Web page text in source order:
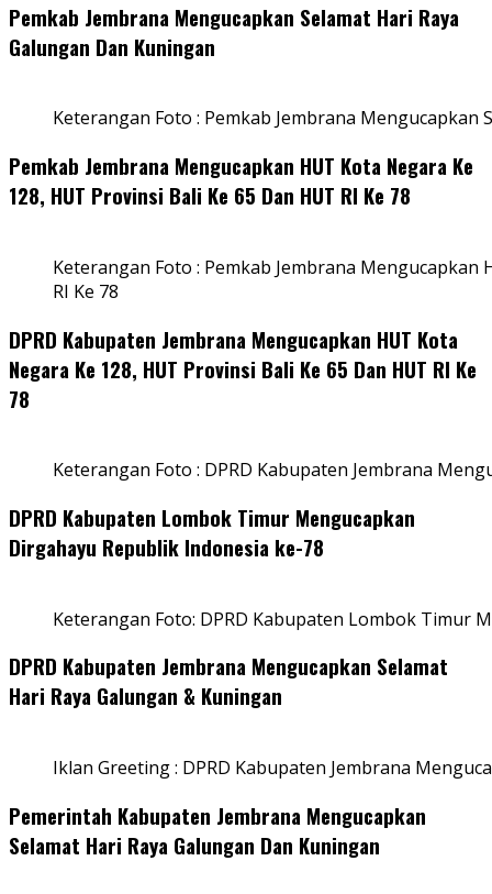
Pemkab Jembrana Mengucapkan Selamat Hari Raya
Galungan Dan Kuningan
Keterangan Foto : Pemkab Jembrana Mengucapkan
Pemkab Jembrana Mengucapkan HUT Kota Negara Ke
128, HUT Provinsi Bali Ke 65 Dan HUT RI Ke 78
Keterangan Foto : Pemkab Jembrana Mengucapkan
RI Ke 78
DPRD Kabupaten Jembrana Mengucapkan HUT Kota
Negara Ke 128, HUT Provinsi Bali Ke 65 Dan HUT RI Ke
78
Keterangan Foto : DPRD Kabupaten Jembrana
DPRD Kabupaten Lombok Timur Mengucapkan
Dirgahayu Republik Indonesia ke-78
Keterangan Foto: DPRD Kabupaten Lombok Timur
DPRD Kabupaten Jembrana Mengucapkan Selamat
Hari Raya Galungan & Kuningan
Iklan Greeting : DPRD Kabupaten Jembrana
Pemerintah Kabupaten Jembrana Mengucapkan
Selamat Hari Raya Galungan Dan Kuningan